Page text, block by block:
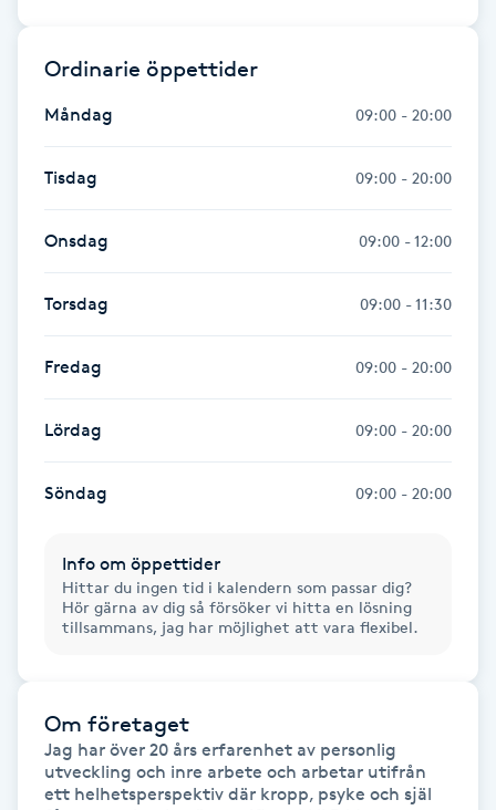
Fransk manikyr
Fransrengöring
Frekvensterapi
Friskvård
Friskvårdsmassage
Frisör
Funktionsanalys
Föning
Gelenaglar
Ordinarie öppettider
Måndag 09:00 - 20:00
Tisdag 09:00 - 20:00
Onsdag 09:00 - 12:00
Torsdag 09:00 - 11:30
Fredag 09:00 - 20:00
Lördag 09:00 - 20:00
Söndag 09:00 - 20:00
Info om öppettider
Hittar du ingen tid i kalendern som passar dig?
Hör gärna av dig så försöker vi hitta en lösning
tillsammans, jag har möjlighet att vara flexibel.
Om företaget
Jag har över 20 års erfarenhet av personlig
utveckling och inre arbete och arbetar utifrån
ett helhetsperspektiv där kropp, psyke och själ